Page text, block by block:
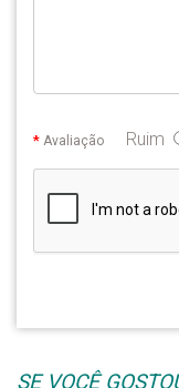
Avaliação Ruim
SE VOCÊ